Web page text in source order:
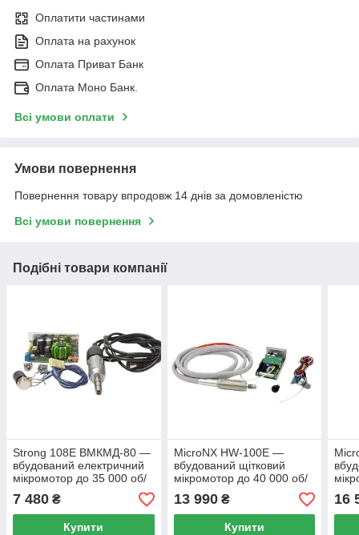
Оплатити частинами
Оплата на рахунок
Оплата Приват Банк
Оплата Моно Банк.
Всі умови оплати
Умови повернення
Повернення товару впродовж 14 днів за домовленістю
Всі умови повернення
Подібні товари компанії
Strong 108E ВМКМД-80 —
вбудований електричний
мікромотор до 35 000 об/
хв з мікропроцесорним
блоком керування для
стоматологічної у
7 480 ₴
Купити
MicroNX HW-100E —
вбудований щітковий
мікромотор до 40 000 об/
хв з подачею води, для
стоматологічної установки
13 990₴
Купити
хв
16